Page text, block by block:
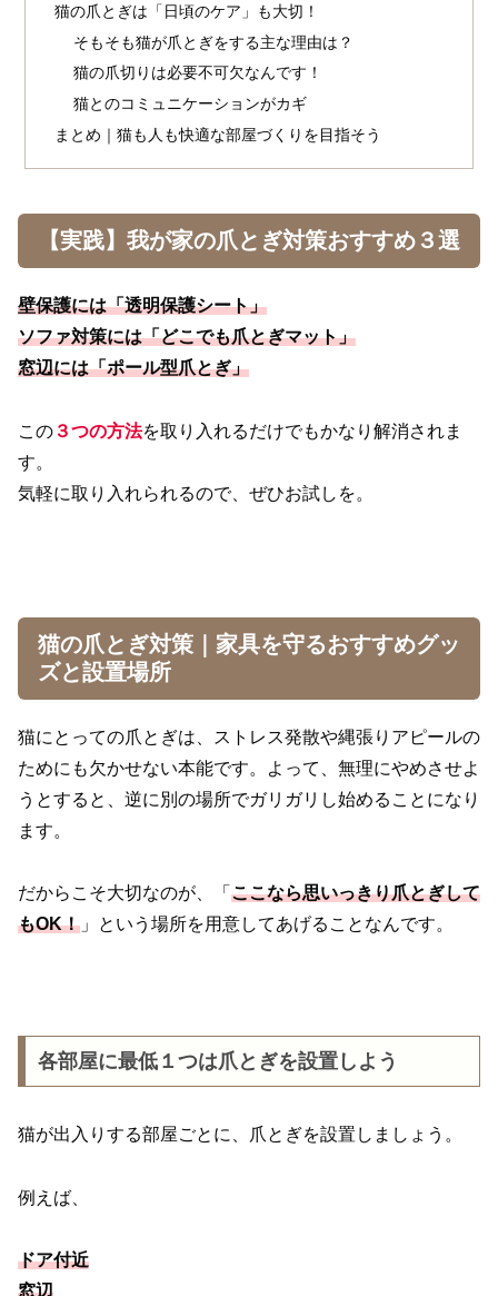
猫の爪とぎは「日頃のケア」も大切！
そもそも猫が爪とぎをする主な理由は？
猫の爪切りは必要不可欠なんです！
猫とのコミュニケーションがカギ
まとめ｜猫も人も快適な部屋づくりを目指そう
【実践】我が家の爪とぎ対策おすすめ３選
壁保護には「透明保護シート」
ソファ対策には「どこでも爪とぎマット」
窓辺には「ポール型爪とぎ」
この ３つの方法を取り入れるだけでもかなり解消されま
す。
気軽に取り入れられるので、ぜひお試しを。
猫の爪とぎ対策｜家具を守るおすすめグッ
ズと設置場所
猫にとっての爪とぎは、ストレス発散や縄張りアピールの
ためにも欠かせない本能です。よって、無理にやめさせよ
うとすると、逆に別の場所でガリガリし始めることになり
ます。
だからこそ大切なのが、「 ここなら思いっきり爪とぎして
もOK！ 」という場所を用意してあげることなんです。
各部屋に最低１つは爪とぎを設置しよう
猫が出入りする部屋ごとに、爪とぎを設置しましょう。
例えば、
ドア付近
窓辺